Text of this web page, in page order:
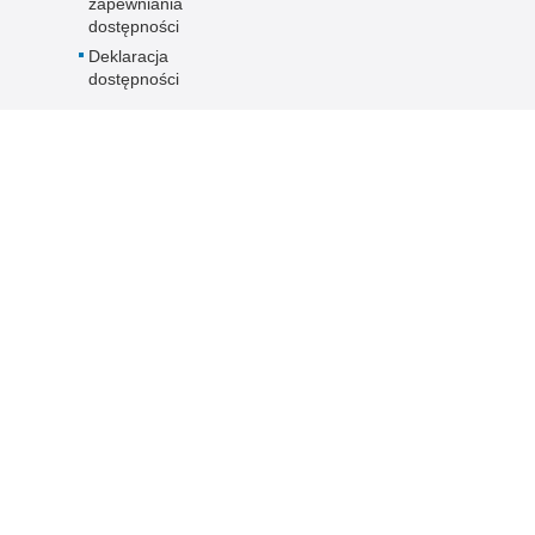
zapewniania
dostępności
Deklaracja
dostępności